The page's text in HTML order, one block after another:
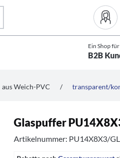
Ein Shop für
B2B
aus Weich-PVC / transparent/
Glaspuffer
Artikelnummer: PU14X8X3/